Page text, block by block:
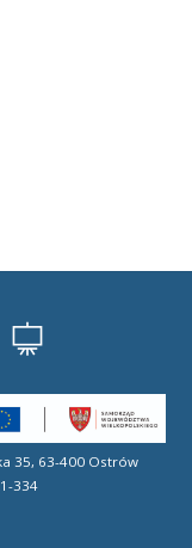
35, 63-400 Ostrów
334